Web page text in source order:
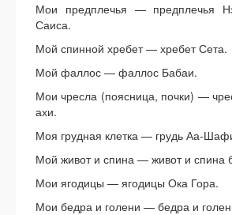
Мои предплечья — предплечья
Саиса.
Мой спинной хребет — хребет Сета.
Мой фаллос — фаллос Бабаи.
Мои чресла (поясница, почки) —
ахи.
Моя грудная клетка — грудь Аа-
Мой живот и спина — живот и спина
Мои ягодицы — ягодицы Ока Гора.
Мои бедра и голени — бедра и